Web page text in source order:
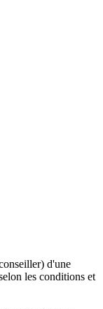
d'une
les conditions et